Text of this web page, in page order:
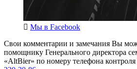
Мы в Facebook
Свои комментарии и замечания Вы
помощнику Генерального директора
«AltBier» по номеру телефона контроля